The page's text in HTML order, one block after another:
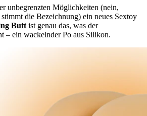
unbegrenzten Möglichkeiten (nein,
die Bezeichnung) ein neues Sextoy
Butt ist genau das, was der
– ein wackelnder Po aus Silikon.